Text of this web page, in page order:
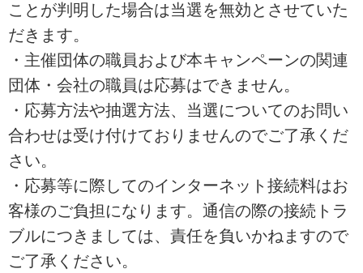
ことが判明した場合は当選を無効とさせていた
だきます。
・主催団体の職員および本キャンペーンの関連
団体・会社の職員は応募はできません。
・応募方法や抽選方法、当選についてのお問い
合わせは受け付けておりませんのでご了承くだ
さい。
・応募等に際してのインターネット接続料はお
客様のご負担になります。通信の際の接続トラ
ブルにつきましては、責任を負いかねますので
ご了承ください。